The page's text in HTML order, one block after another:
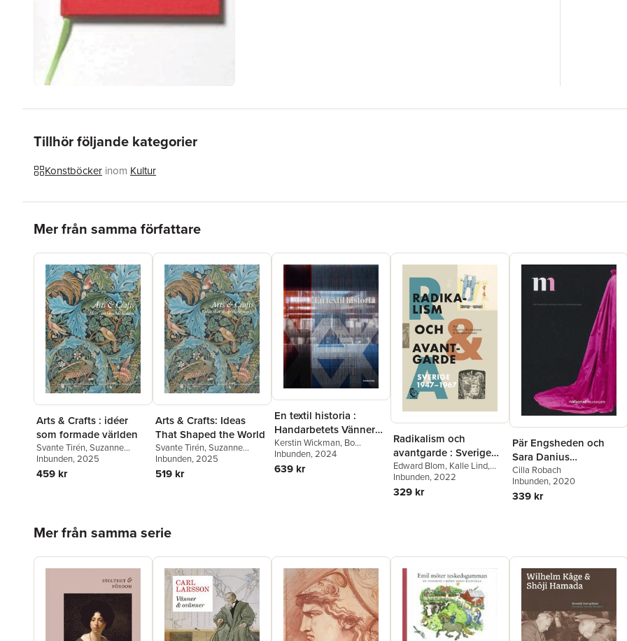
Tillhör följande kategorier
Konstböcker inom Kultur
Mer från samma författare
Arts & Crafts : idéer
som formade världen
Svante Tirén,Suzanne
Fagence Cooper
Bain, Richard Bisgrove
Qaisra Khan
Haslam Cilla Robach
Inbunden, 2025
459 kr
Arts & Crafts: Ideas
That Shaped the World
Svante Tirén,Suzanne
Fagence Cooper
Bain ,Richard Bisgrove
Qaisra Khan
Haslam
Suzanne Fagence Cooper
Inbunden, 2025
519 kr
En textil historia :
Handarbetets Vänner
150 år
Kerstin Wickman, Bo
Madestrand,Carolina
Söderholm
Philip Warkander
Inbunden, 2024
639 kr
Radikalism och
avantgarde : Sverige
1947-1967
Edward Blom, Kalle Lind,
Svante Nordin,Yvonne
Hirdman
Christian Abrahamsson
David Andersson,Oscar
Swartz
Robach,Håkan Lindgren
Wennström,Petra Werner
Gunilla Kinn Blom,Anna-
Lena Lodenius,Karin
Helander,Jan Lumholdt
Nilsonne
Inbunden, 2022
329 kr
Pär Engsheden och
Sara Danius
Nobelklänningar
Cilla Robach
Inbunden, 2020
339 kr
Mer från samma serie